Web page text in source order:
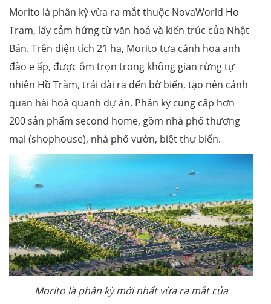
Morito là phân kỳ vừa ra mắt thuộc NovaWorld Ho
Tram, lấy cảm hứng từ văn hoá và kiến trúc của Nhật
Bản. Trên diện tích 21 ha, Morito tựa cánh hoa anh
đào e ấp, được ôm trọn trong không gian rừng tự
nhiên Hồ Tràm, trải dài ra đến bờ biển, tạo nên cảnh
quan hài hoà quanh dự án. Phân kỳ cung cấp hơn
200 sản phẩm second home, gồm nhà phố thương
mại (shophouse), nhà phố vườn, biệt thự biển.
Morito là phân kỳ mới nhất vừa ra mắt của